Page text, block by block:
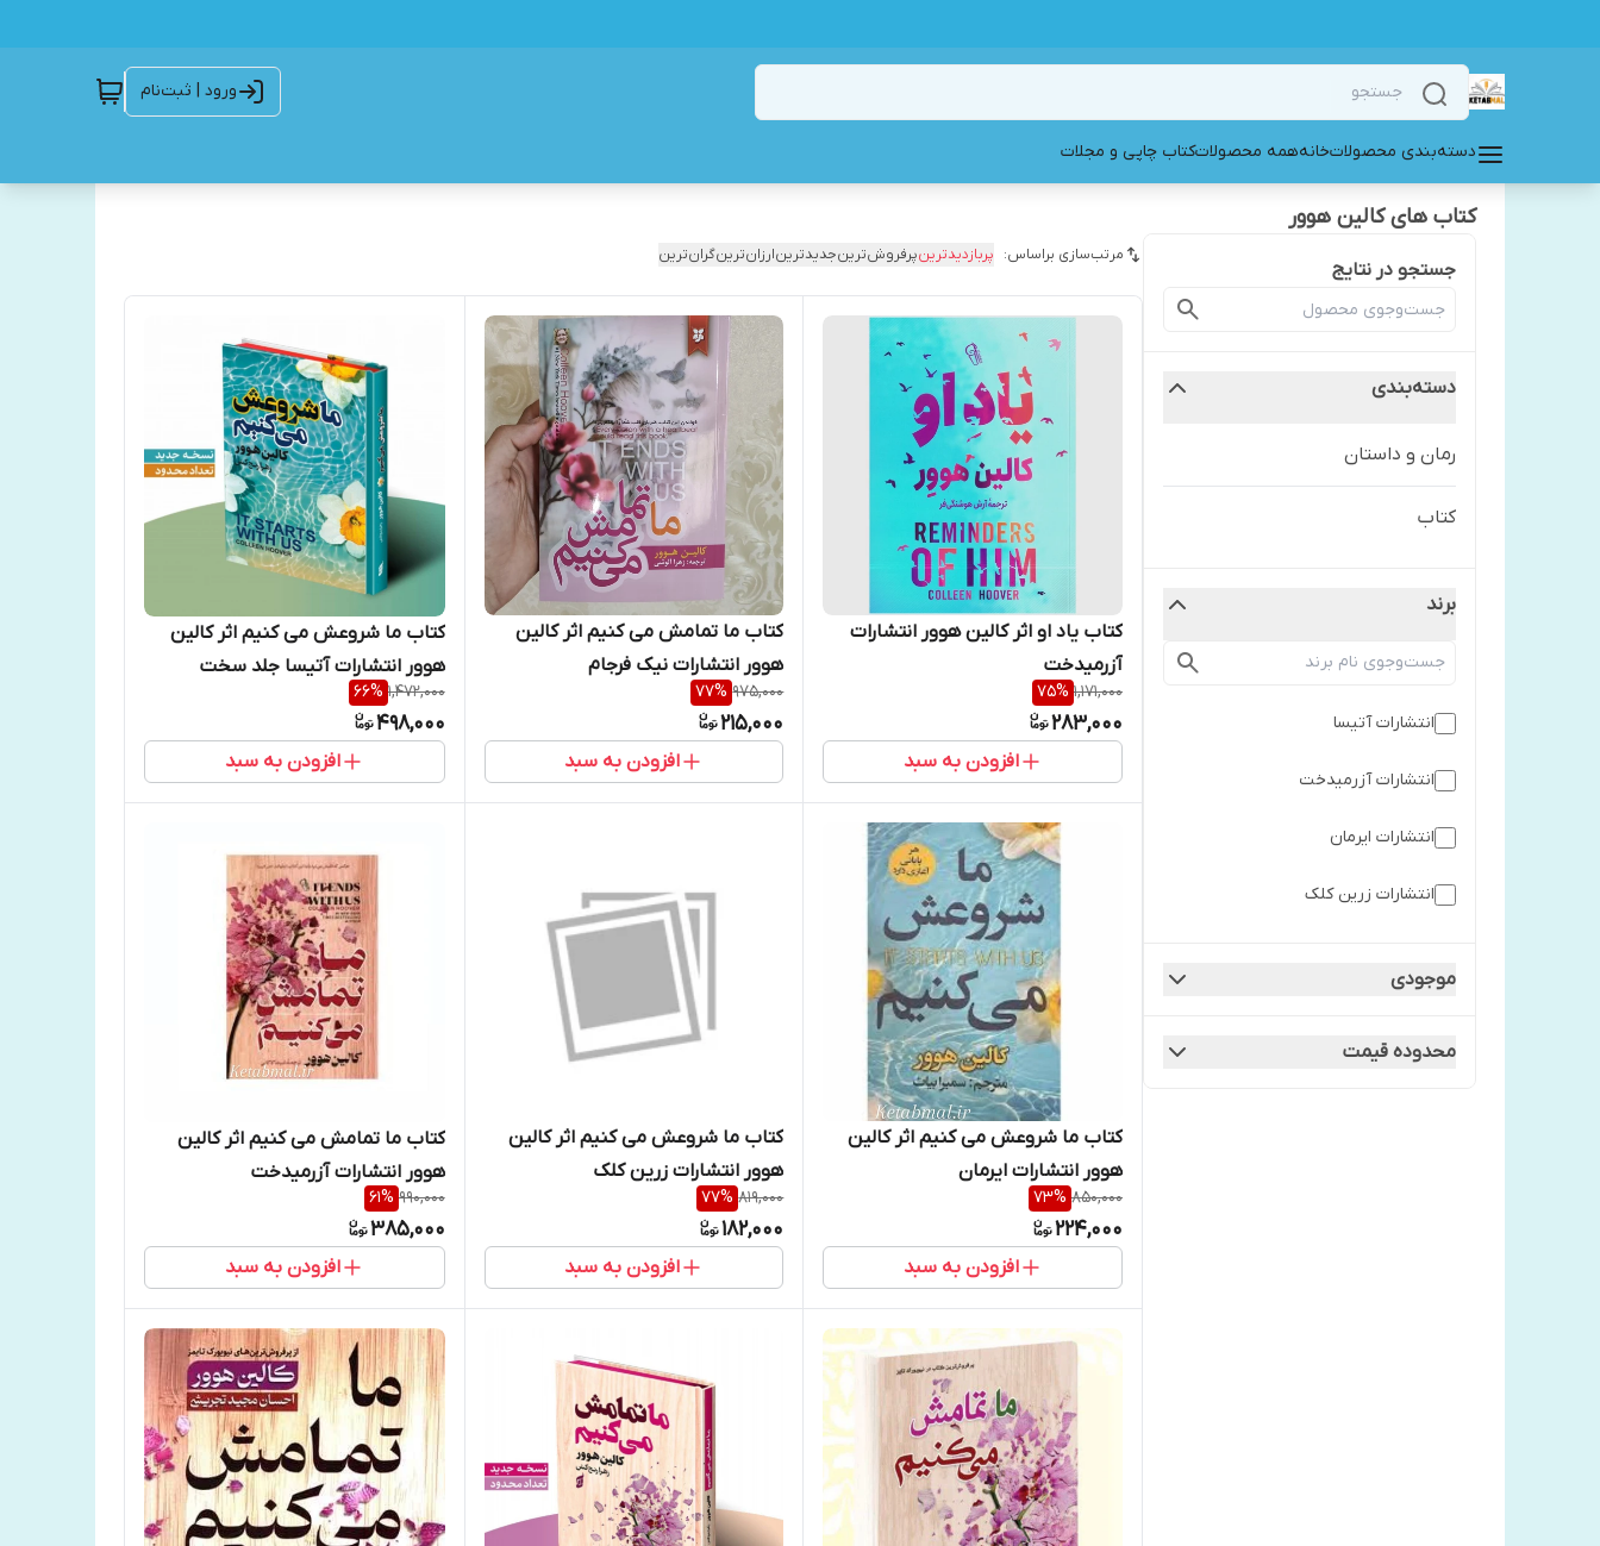
ورود | ثبت‌نام
دسته‌بندی محصولاتخانههمه محصولاتکتاب چاپی و مجلات
کتاب های کالین هوور
جستجو در نتایج
دسته‌بندی
رمان و داستان
کتاب
برند
انتشارات آتیسا
انتشارات آزرمیدخت
انتشارات ایرمان
انتشارات زرین کلک
انتشارات نیک فرجام
موجودی
محدوده قیمت
مرتب‌سازی براساس: پربازدیدترینپرفروش‌ترینجدیدترینارزان‌ترینگران‌ترین
کتاب یاد او اثر کالین هوور انتشارات
آزرمیدخت
1,171,000
75%
283,000
افزودن به سبد
کتاب ما تمامش می کنیم اثر کالین
هوور انتشارات نیک فرجام
975,000
77%
215,000
افزودن به سبد
کتاب ما شروعش می کنیم اثر کالین
هوور انتشارات آتیسا جلد سخت
1,472,000
66%
498,000
افزودن به سبد
کتاب ما شروعش می کنیم اثر کالین
هوور انتشارات ایرمان
850,000
73%
224,000
افزودن به سبد
کتاب ما شروعش می کنیم اثر کالین
هوور انتشارات زرین کلک
819,000
77%
182,000
افزودن به سبد
کتاب ما تمامش می کنیم اثر کالین
هوور انتشارات آزرمیدخت
990,000
61%
385,000
افزودن به سبد